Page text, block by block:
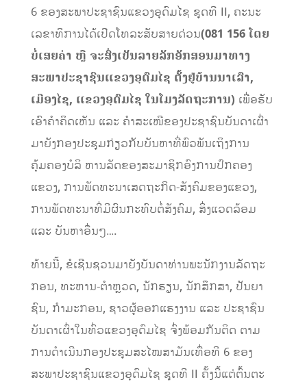
6 ຂອງສະພາປະຊາຊົນແຂວງອຸດົມໄຊ ຊຸດທີ II, ຄະນະ
ເລຂາທິການໄດ້ເປີດໂທລະສັບສາຍດ່ວນ(081 156 ໂດຍ
ບໍ່ເສຍຄ່າ ຫຼື ຈະສົ່ງເປັນລາຍລັກອັກສອນມາທາງ
ສະພາປະຊາຊົນແຂວງອຸດົມໄຊ ຕັ້ງຢູ່ບ້ານນາເລົາ,
ເມືອງໄຊ, ແຂວງອຸດົມໄຊ ໃນໂມງລັດຖະການ) ເພື່ອຮັບ
ເອົາຄໍາຄິດເຫັນ ແລະ ຄໍາສະເໜີຂອງປະຊາຊົນບັນດາເຜົ່າ
ມາຍັງກອງປະຊຸມກ່ຽວກັບບັນຫາທີ່ພົວພັນເຖິງການ
ຄຸ້ມຄອງບໍລິ ຫານລັດຂອງສະມາຊິກອົງການປົກຄອງ
ແຂວງ, ການພັດທະນາເສດຖະກິດ-ສັງຄົມຂອງແຂວງ,
ການພັດທະນາທີ່ມີຜົນກະທົບຕໍ່ສັງຄົມ, ສິ່ງແວດລ້ອມ
ແລະ ບັນຫາອື່ນໆ….
ທ້າຍນີ້, ຂໍເຊີນຊວນມາຍັງບັນດາທ່ານພະນັກງານລັດຖະ
ກອນ, ທະຫານ-ຕໍາຫຼວດ, ນັກຮຽນ, ນັກສຶກສາ, ປັນຍາ
ຊົນ, ກຳມະກອນ, ຊາວຜູ້ອອກແຮງງານ ແລະ ປະຊາຊົນ
ບັນດາເຜົ່າໃນທົ່ວແຂວງອຸດົມໄຊ ຈົ່ງພ້ອມກັນຕິດ ຕາມ
ການດໍາເນີນກອງປະຊຸມສະໄໝສາມັນເທື່ອທີ 6 ຂອງ
ສະພາປະຊາຊົນແຂວງອຸດົມໄຊ ຊຸດທີ II ຄັ້ງນີ້ແຕ່ຕົ້ນຕະ